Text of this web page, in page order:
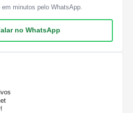
minutos pelo WhatsApp.
no WhatsApp